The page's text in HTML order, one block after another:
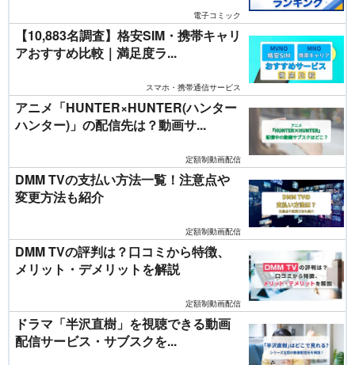
電子コミック
【10,883名調査】格安SIM・携帯キャリ
アおすすめ比較｜満足度ラ...
スマホ・携帯通信サービス
アニメ「HUNTER×HUNTER(ハンター
ハンター)」の配信先は？動画サ...
定額制動画配信
DMM TVの支払い方法一覧！注意点や
変更方法も紹介
定額制動画配信
DMM TVの評判は？口コミから特徴、
メリット・デメリットを解説
定額制動画配信
ドラマ「半沢直樹」を視聴できる動画
配信サービス・サブスクを...